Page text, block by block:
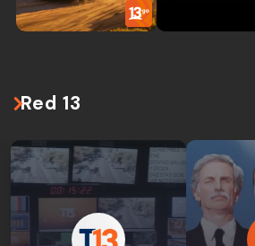
Red 13